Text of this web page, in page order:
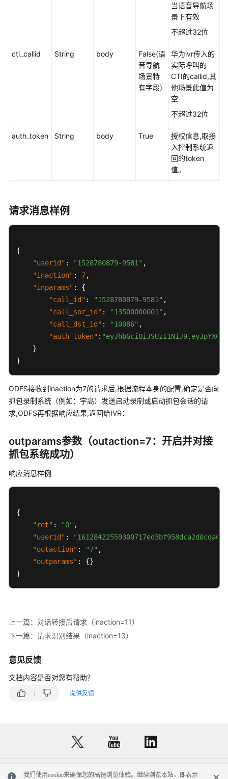
席
考
口
参
呼
类
接
单
接
口
参
考
能
化
块
接
考
概
对
标
绑
定
查
当语音导航场
景下有效
不超过32位
cti_callid String body
False(语
音导航
场景特
有字段)
华为ivr传入的
实际呼叫的
CTI的callid,其
他场景此值为
空
不超过32位
auth_token String body True
授权信息,取接
入控制系统返
回的token
值。
请求消息样例
{
"userid" : "1528780879-9581" ,
"inaction" : 7,
"inparams" :
{
"call_id" : "1528780879-9581" ,
"call_sor_id" : "13500000001" ,
"call_dst_id" : "10086" ,
"auth_token" :
}
}
ODFS接收到inaction为7的请求后,根据流程本身的配置,确定是否向
抓包录制系统（例如：宇高）发送启动录制或启动抓包会话的请
求,ODFS再根据响应结果,返回给IVR：
outparams参数（outaction=7：开启并对接
抓包系统成功）
响应消息样例
{
"ret" : "0" ,
"userid" :
"outaction" : "7" ,
"outparams" : {}
}
上一篇：对话转接后请求（inaction=11）
下一篇：请求识别结果（inaction=13）
意见反馈
文档内容是否对您有帮助？
提供反馈
我们使用cookie来确保您的高速浏览体验。继续浏览本站，即表示